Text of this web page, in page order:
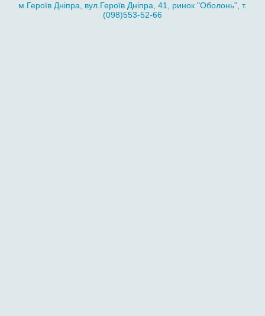
м.Героїв Дніпра, вул.Героїв Дніпра, 41, ринок "Оболонь", т.
(098)553-52-66